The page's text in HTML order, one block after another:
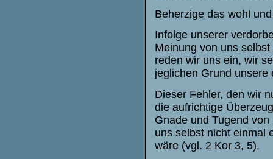
Beherzige das wohl
Infolge unserer
Meinung von uns
reden wir uns ein, wir
jeglichen Grund
Dieser Fehler, den wir
die aufrichtige
Gnade und Tugend
uns selbst nicht einmal
wäre (vgl. 2 Kor 3, 5).